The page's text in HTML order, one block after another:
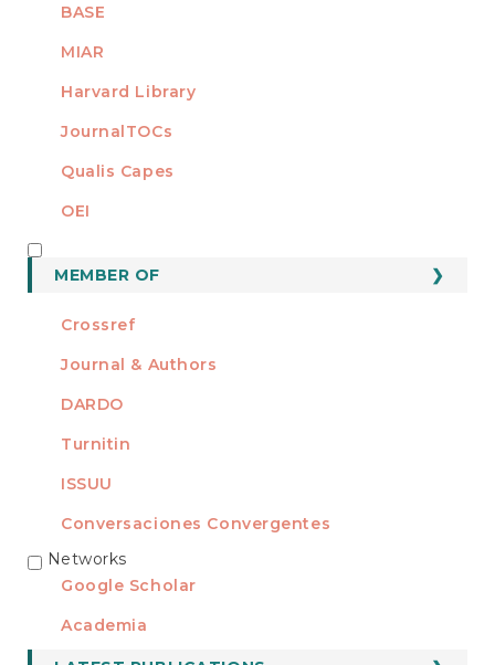
BASE
MIAR
Harvard Library
JournalTOCs
Qualis Capes
OEI
MEMBER OF
Crossref
Journal & Authors
DARDO
Turnitin
ISSUU
Conversaciones Convergentes
REDES
Networks
Google Scholar
Academia